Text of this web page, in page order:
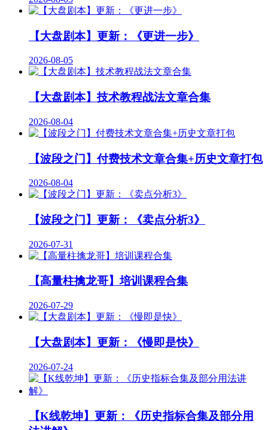
【大盘剧本】更新：《更进一步》
2026-08-05
【大盘剧本】技术教程战法文章合集
2026-08-04
【波段之门】付费技术文章合集+历史文章打包
2026-08-04
【波段之门】更新：《卖点分析3》
2026-07-31
【高量柱擒龙哥】培训课程合集
2026-07-29
【大盘剧本】更新：《慢即是快》
2026-07-24
【K线乾坤】更新：《历史指标合集及部分用